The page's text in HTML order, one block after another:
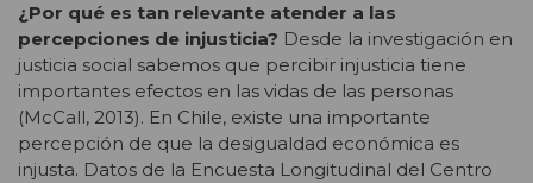
¿Por qué es tan relevante atender a las
percepciones de injusticia? Desde la investigación en
justicia social sabemos que percibir injusticia tiene
importantes efectos en las vidas de las personas
(McCall, 2013). En Chile, existe una importante
percepción de que la desigualdad económica es
injusta. Datos de la Encuesta Longitudinal del Centro